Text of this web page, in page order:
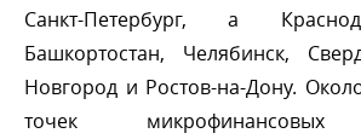
Санкт-Петербург, а
Башкортостан, Челябинск,
Новгород и Ростов-на-Дону.
точек микрофинансовых